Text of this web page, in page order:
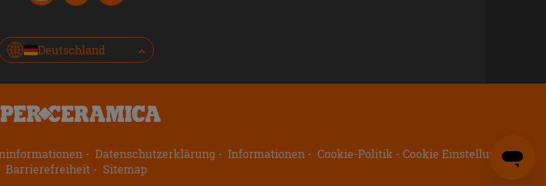
Deutschland
Datenschutzerklärung Informationen Cookie-Politik
Cookie Einstellungen
Barrierefreiheit
Sitemap